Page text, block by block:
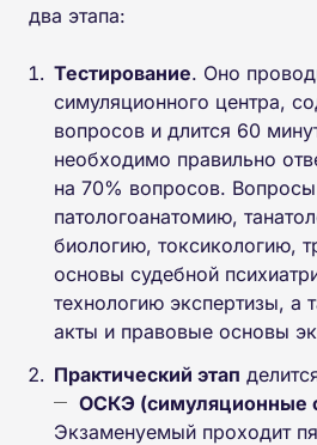
два этапа:
Тестирование. Оно
симуляционного центра,
вопросов и длится 60
необходимо правильно
на 70% вопросов.
патологоанатомию,
биологию, токсикологию,
основы судебной
технологию экспертизы, а
акты и правовые основы
Практический этап
ОСКЭ (симуляционные
Экзаменуемый проходит